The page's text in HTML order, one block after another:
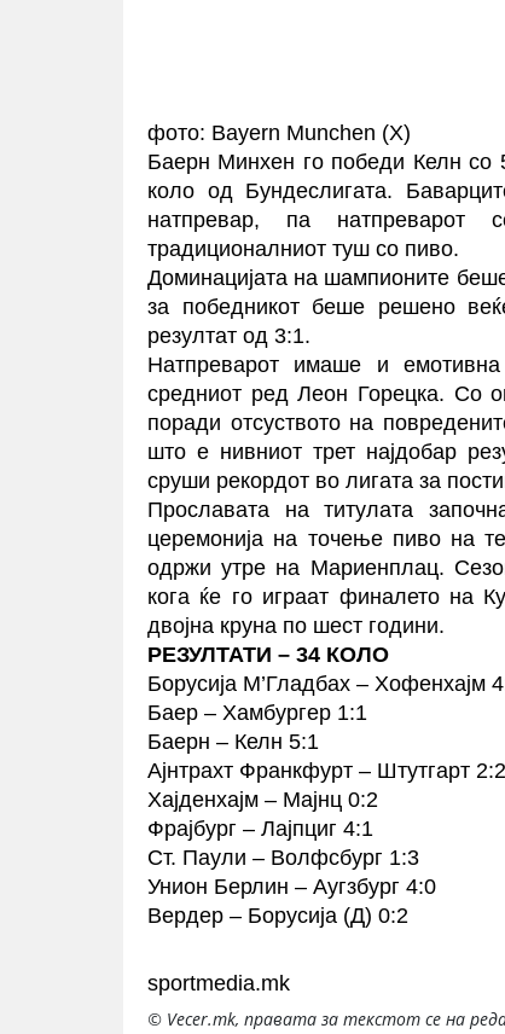
фото: Bayern Munchen (X)
Баерн Минхен го победи Келн со
коло од Бундеслигата.
натпревар, па
традиционалниот туш со пиво.
Доминацијата на шампионите
за победникот беше решено
резултат од 3:1.
Натпреварот имаше и
средниот ред Леон Горецка. Со
поради отсуството на
што е нивниот трет најдобар
сруши рекордот во лигата за
Прославата на титулата
церемонија на точење пиво на
одржи утре на Мариенплац.
кога ќе го играат финалето на
двојна круна по шест години.
РЕЗУЛТАТИ – 34 КОЛО
Борусија М’Гладбах – Хофенхајм
Баер – Хамбургер 1:1
Баерн – Келн 5:1
Ајнтрахт Франкфурт – Штутгарт 2:2
Хајденхајм – Мајнц 0:2
Фрајбург – Лајпциг 4:1
Ст. Паули – Волфсбург 1:3
Унион Берлин – Аугзбург 4:0
Вердер – Борусија (Д) 0:2
sportmedia.mk
© Vecer.mk, правата за текстот се на